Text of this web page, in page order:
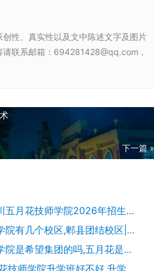
性、真实性以及文中陈述文字及图片
联系邮箱：694281428@qq.com，
下一篇 »
【报考指南】四川五月花技师学院2026年招生简章及学费表
四川五月花技师学院有几个校区,郫县团结校区|金堂校区|康定分校
四川五月花技师学院是希望集团的吗,五月花是哪个集团的